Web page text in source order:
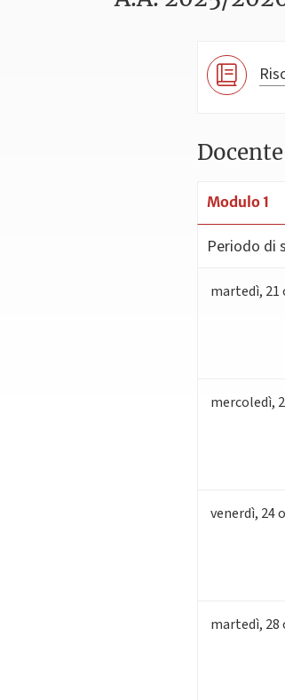
Modulo 1
Periodo di
martedì, 21
mercoledì,
venerdì, 24
martedì, 28